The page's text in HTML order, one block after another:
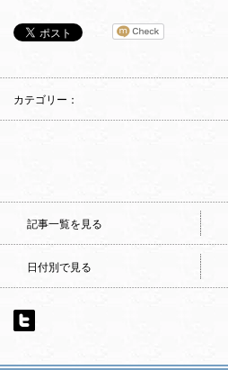
カテゴリー：
記事一覧を見る
日付別で見る